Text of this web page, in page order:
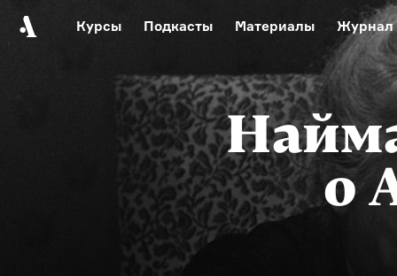
Курсы Подкасты Материалы Журнал
Видеоистория
Русское
о